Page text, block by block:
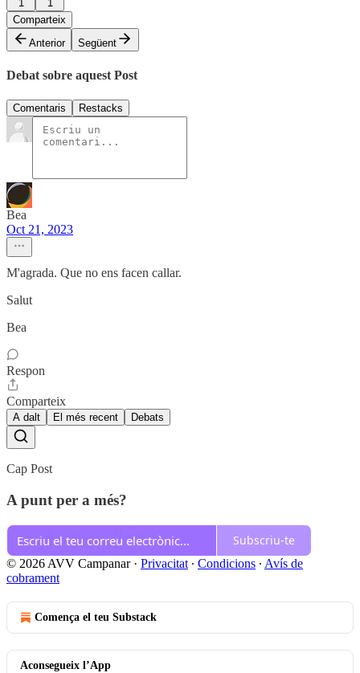
1
1
Comparteix
Anterior
Següent
Debat sobre aquest Post
Comentaris Restacks
Bea
Oct 21, 2023
M'agrada. Que no ens facen callar.
Salut
Bea
Respon
Comparteix
A dalt El més recent Debats
Cap Post
A punt per a més?
Subscriu-te
© 2026 AVV Campanar· Privacitat ∙ Condicions ∙ Avís de
cobrament
Comença el teu Substack
Aconsegueix l’App